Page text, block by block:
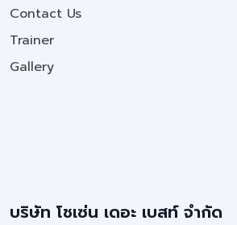
Contact Us
Trainer
Gallery
บริษัท โชเซ่น เดอะ เบสท์ จำกัด